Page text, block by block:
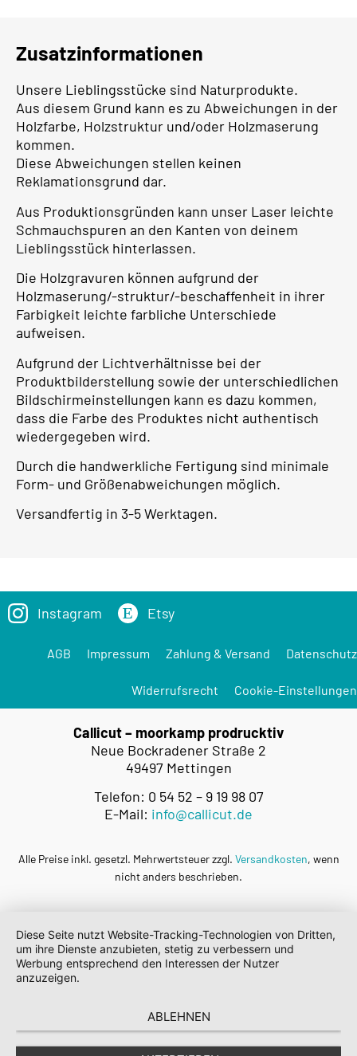
Zusatzinformationen
Unsere Lieblingsstücke sind Naturprodukte.
Aus diesem Grund kann es zu Abweichungen in der
Holzfarbe, Holzstruktur und/oder Holzmaserung
kommen.
Diese Abweichungen stellen keinen
Reklamationsgrund dar.
Aus Produktionsgründen kann unser Laser leichte
Schmauchspuren an den Kanten von deinem
Lieblingsstück hinterlassen.
Die Holzgravuren können aufgrund der
Holzmaserung/-struktur/-beschaffenheit in ihrer
Farbigkeit leichte farbliche Unterschiede
aufweisen.
Aufgrund der Lichtverhältnisse bei der
Produktbilderstellung sowie der unterschiedlichen
Bildschirmeinstellungen kann es dazu kommen,
dass die Farbe des Produktes nicht authentisch
wiedergegeben wird.
Durch die handwerkliche Fertigung sind minimale
Form- und Größenabweichungen möglich.
Versandfertig in 3-5 Werktagen.
Instagram Etsy
AGB Impressum Zahlung & Versand Datenschutz
Widerrufsrecht Cookie-Einstellungen
Callicut – moorkamp prodrucktiv
Neue Bockradener Straße 2
49497 Mettingen
Telefon: 0 54 52 – 9 19 98 07
E-Mail: info@callicut.de
Alle Preise inkl. gesetzl. Mehrwertsteuer zzgl. Versandkosten, wenn
nicht anders beschrieben.
Diese Seite nutzt Website-Tracking-Technologien von Dritten,
um ihre Dienste anzubieten, stetig zu verbessern und
Werbung entsprechend den Interessen der Nutzer
anzuzeigen.
ABLEHNEN